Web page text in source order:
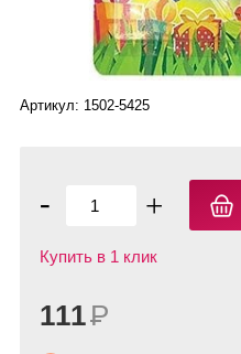
Артикул: 1502-5425
- +
Купить в 1 клик
111Р